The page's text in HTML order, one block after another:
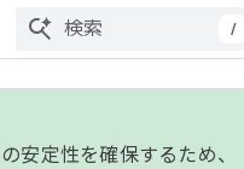
/
安定性を確保するため、